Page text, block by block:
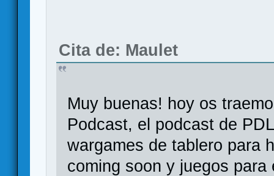
Cita de: Maulet
Muy buenas! hoy os
Podcast, el podcast de
wargames de tablero para
coming soon y juegos